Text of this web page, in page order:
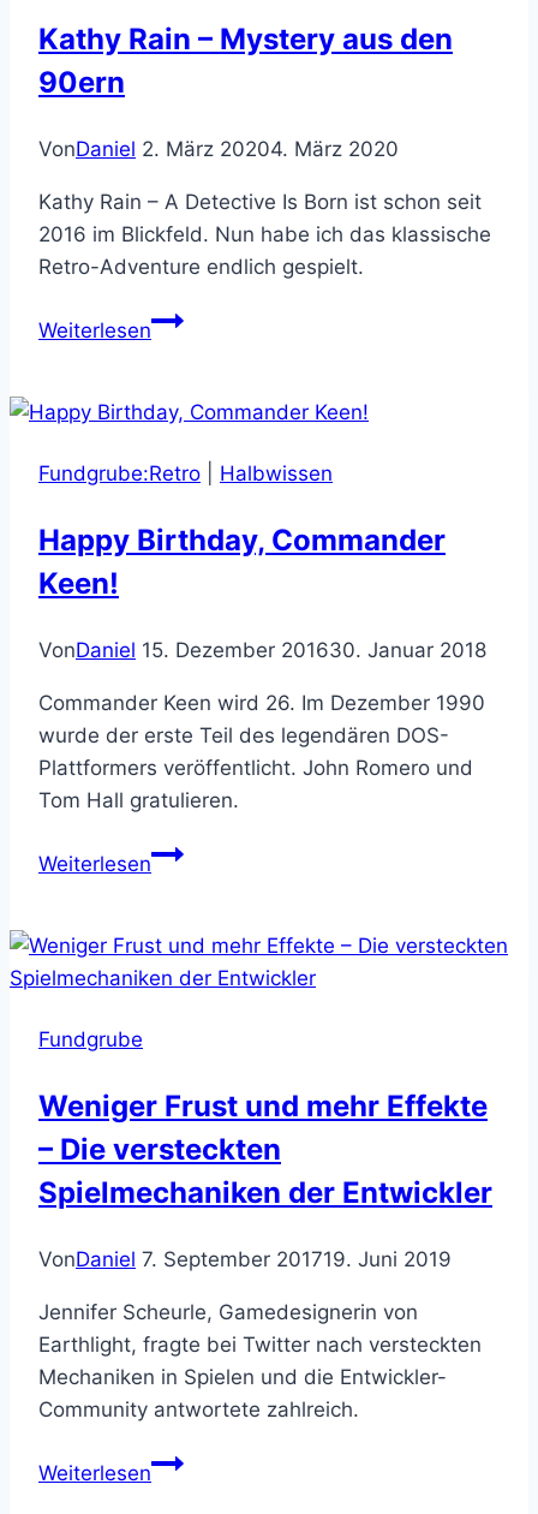
Videospiel-
Publisher
Kathy Rain – Mystery aus den
90ern
VonDaniel 2. März 20204. März 2020
Kathy Rain – A Detective Is Born ist schon seit
2016 im Blickfeld. Nun habe ich das klassische
Retro-Adventure endlich gespielt.
WeiterlesenKathy
Mystery
den
Fundgrube:Retro Halbwissen
Happy Birthday, Commander
Keen!
VonDaniel 15. Dezember 201630. Januar 2018
Commander Keen wird 26. Im Dezember 1990
wurde der erste Teil des legendären DOS-
Plattformers veröffentlicht. John Romero und
Tom Hall gratulieren.
WeiterlesenHappy
Keen!
Fundgrube
Weniger Frust und mehr Effekte
– Die versteckten
Spielmechaniken der Entwickler
VonDaniel 7. September 201719. Juni 2019
Jennifer Scheurle, Gamedesignerin von
Earthlight, fragte bei Twitter nach versteckten
Mechaniken in Spielen und die Entwickler-
Community antwortete zahlreich.
WeiterlesenWeniger